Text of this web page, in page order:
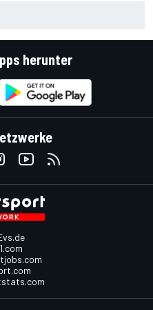
herunter